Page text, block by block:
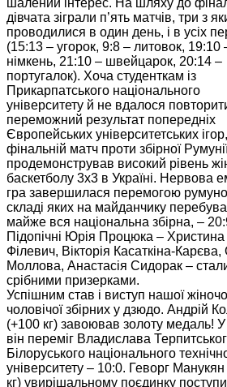
дівчата зіграли п’ять матчів, три з
проводилися в один день, і в усіх
(15:13 – угорок, 9:8 – литовок, 19:10
німкень, 21:10 – швейцарок, 20:14 –
португалок). Хоча студенткам із
Прикарпатського національного
університету й не вдалося
переможний результат попередніх
Європейських університетських ігор,
фінальній матч проти збірної
продемонстрував високий рівень
баскетболу 3х3 в Україні. Нервова
гра завершилася перемогою
складі яких на майданчику
майже вся національна збірна, –
Підопічні Юрія Процюка – Христина
Філевич, Вікторія Касаткіна-
Моллова, Анастасія Сидорак –
срібними призерками.
Успішним став і виступ нашої
чоловічої збірних у дзюдо. Андрій
(+100 кг) завоював золоту медаль! У
він переміг Владислава
Білоруського національного
університету – 10:0. Геворг
кг) увирішальному поєдинку